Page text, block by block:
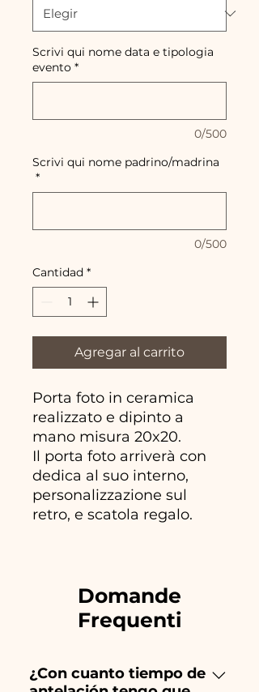
Scrivi qui nome data e tipologia
evento *
0/500
Scrivi qui nome padrino/madrina
*
0/500
Cantidad *
Agregar al carrito
Porta foto in ceramica
realizzato e dipinto a
mano misura 20x20.
Il porta foto arriverà con
dedica al suo interno,
personalizzazione sul
retro, e scatola regalo.
Domande
Frequenti
¿Con cuanto tiempo de